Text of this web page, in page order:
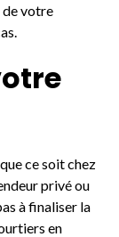
de votre
ce soit chez
privé ou
à finaliser la
en